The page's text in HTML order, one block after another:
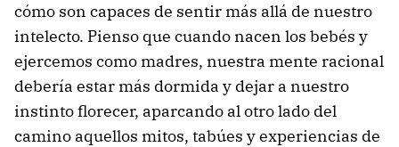
cómo son capaces de sentir más allá de nuestro
intelecto. Pienso que cuando nacen los bebés y
ejercemos como madres, nuestra mente racional
debería estar más dormida y dejar a nuestro
instinto florecer, aparcando al otro lado del
camino aquellos mitos, tabúes y experiencias de